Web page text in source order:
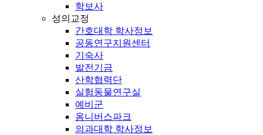
학보사
성의교정
간호대학 학사정보
공동연구지원센터
기숙사
발전기금
산학협력단
실험동물연구실
예비군
옴니버스파크
의과대학 학사정보